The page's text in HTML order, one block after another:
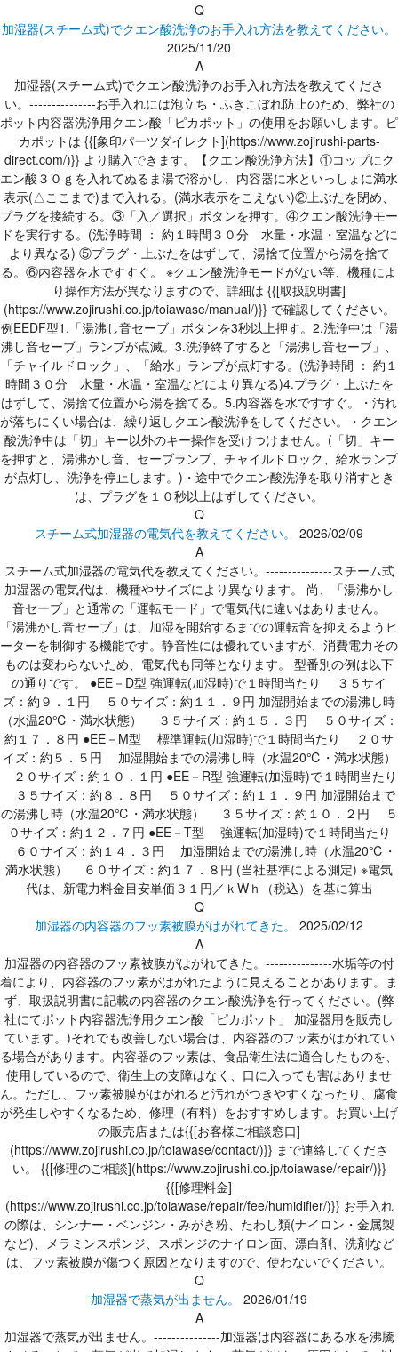
Q
加湿器(スチーム式)でクエン酸洗浄のお手入れ方法を教えてください。
2025/11/20
A
加湿器(スチーム式)でクエン酸洗浄のお手入れ方法を教えてくださ
い。---------------お手入れには泡立ち・ふきこぼれ防止のため、弊社の
ポット内容器洗浄用クエン酸「ピカポット」の使用をお願いします。ピ
カポットは {{[象印パーツダイレクト](https://www.zojirushi-parts-
direct.com/)}} より購入できます。【クエン酸洗浄方法】①コップにク
エン酸３０ｇを入れてぬるま湯で溶かし、内容器に水といっしょに満水
表示(△ここまで)まで入れる。(満水表示をこえない)②上ぶたを閉め、
プラグを接続する。③「入／選択」ボタンを押す。④クエン酸洗浄モー
ドを実行する。(洗浄時間 ： 約１時間３０分 水量・水温・室温などに
より異なる) ⑤プラグ・上ぶたをはずして、湯捨て位置から湯を捨て
る。⑥内容器を水ですすぐ。 ※クエン酸洗浄モードがない等、機種によ
り操作方法が異なりますので、詳細は {{[取扱説明書]
(https://www.zojirushi.co.jp/toiawase/manual/)}} で確認してください。
例EEDF型1.「湯沸し音セーブ」ボタンを3秒以上押す。2.洗浄中は「湯
沸し音セーブ」ランプが点滅。3.洗浄終了すると「湯沸し音セーブ」、
「チャイルドロック」、「給水」ランプが点灯する。(洗浄時間 ： 約１
時間３０分 水量・水温・室温などにより異なる)4.プラグ・上ぶたを
はずして、湯捨て位置から湯を捨てる。5.内容器を水ですすぐ。・汚れ
が落ちにくい場合は、繰り返しクエン酸洗浄をしてください。・クエン
酸洗浄中は「切」キー以外のキー操作を受けつけません。(「切」キー
を押すと、湯沸かし音、セーブランプ、チャイルドロック、給水ランプ
が点灯し、洗浄を停止します。)・途中でクエン酸洗浄を取り消すとき
は、プラグを１０秒以上はずしてください。
Q
スチーム式加湿器の電気代を教えてください。
2026/02/09
A
スチーム式加湿器の電気代を教えてください。---------------スチーム式
加湿器の電気代は、機種やサイズにより異なります。 尚、「湯沸かし
音セーブ」と通常の「運転モード」で電気代に違いはありません。
「湯沸かし音セーブ」は、加湿を開始するまでの運転音を抑えるようヒ
ーターを制御する機能です。静音性には優れていますが、消費電力その
ものは変わらないため、電気代も同等となります。 型番別の例は以下
の通りです。 ●EE－D型 強運転(加湿時)で１時間当たり ３５サイ
ズ：約９．１円 ５０サイズ：約１１．９円 加湿開始までの湯沸し時
（水温20℃・満水状態） ３５サイズ：約１５．３円 ５０サイズ：
約１７．８円 ●EE－M型 標準運転(加湿時)で１時間当たり ２０サ
イズ：約５．５円 加湿開始までの湯沸し時（水温20℃・満水状態）
２０サイズ：約１０．１円 ●EE－R型 強運転(加湿時)で１時間当たり
３５サイズ：約８．８円 ５０サイズ：約１１．９円 加湿開始まで
の湯沸し時（水温20℃・満水状態） ３５サイズ：約１０．２円 ５
０サイズ：約１２．７円 ●EE－T型 強運転(加湿時)で１時間当たり
６０サイズ：約１４．３円 加湿開始までの湯沸し時（水温20℃・
満水状態） ６０サイズ：約１７．８円 (当社基準による測定) ※電気
代は、新電力料金目安単価３１円／ｋWｈ（税込）を基に算出
Q
加湿器の内容器のフッ素被膜がはがれてきた。
2025/02/12
A
加湿器の内容器のフッ素被膜がはがれてきた。---------------水垢等の付
着により、内容器のフッ素がはがれたように見えることがあります。ま
ず、取扱説明書に記載の内容器のクエン酸洗浄を行ってください。(弊
社にてポット内容器洗浄用クエン酸「ピカポット」 加湿器用を販売し
ています。)それでも改善しない場合は、内容器のフッ素がはがれてい
る場合があります。内容器のフッ素は、食品衛生法に適合したものを、
使用しているので、衛生上の支障はなく、口に入っても害はありませ
ん。ただし、フッ素被膜がはがれると汚れがつきやすくなったり、腐食
が発生しやすくなるため、修理（有料）をおすすめします。お買い上げ
の販売店または{{[お客様ご相談窓口]
(https://www.zojirushi.co.jp/toiawase/contact/)}} まで連絡してくださ
い。 {{[修理のご相談](https://www.zojirushi.co.jp/toiawase/repair/)}}
{{[修理料金]
(https://www.zojirushi.co.jp/toiawase/repair/fee/humidifier/)}} お手入れ
の際は、シンナー・ベンジン・みがき粉、たわし類(ナイロン・金属製
など)、メラミンスポンジ、スポンジのナイロン面、漂白剤、洗剤など
は、フッ素被膜が傷つく原因となりますので、使わないでください。
Q
加湿器で蒸気が出ません。
2026/01/19
A
加湿器で蒸気が出ません。---------------加湿器は内容器にある水を沸騰